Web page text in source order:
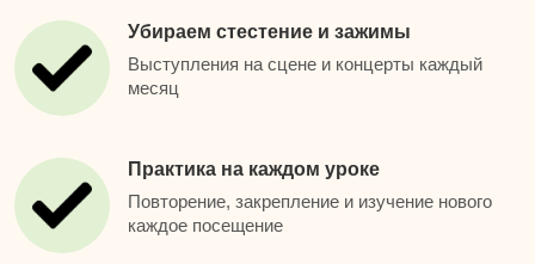
Убираем стестение и зажимы
Выступления на сцене и концерты каждый
месяц
Практика на каждом уроке
Повторение, закрепление и изучение нового
каждое посещение